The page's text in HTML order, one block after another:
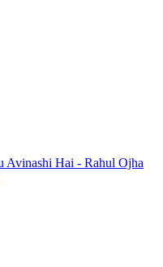
Avinashi Hai - Rahul Ojha